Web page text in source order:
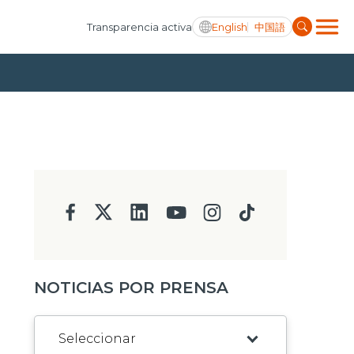
Transparencia activa English 中国語
NOTICIAS POR PRENSA